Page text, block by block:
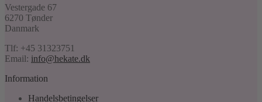
Vestergade 67
6270 Tønder
Danmark
Tlf: +45 31323751
Email: info@hekate.dk
Information
Handelsbetingelser